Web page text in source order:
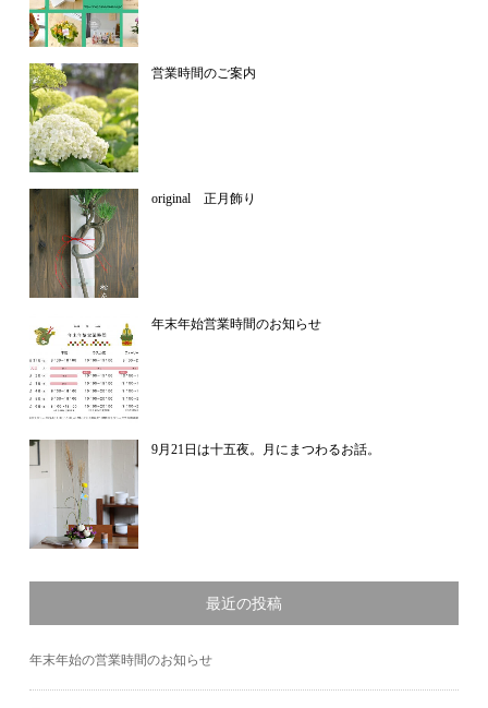
営業時間のご案内
original 正月飾り
年末年始営業時間のお知らせ
9月21日は十五夜。月にまつわるお話。
最近の投稿
年末年始の営業時間のお知らせ